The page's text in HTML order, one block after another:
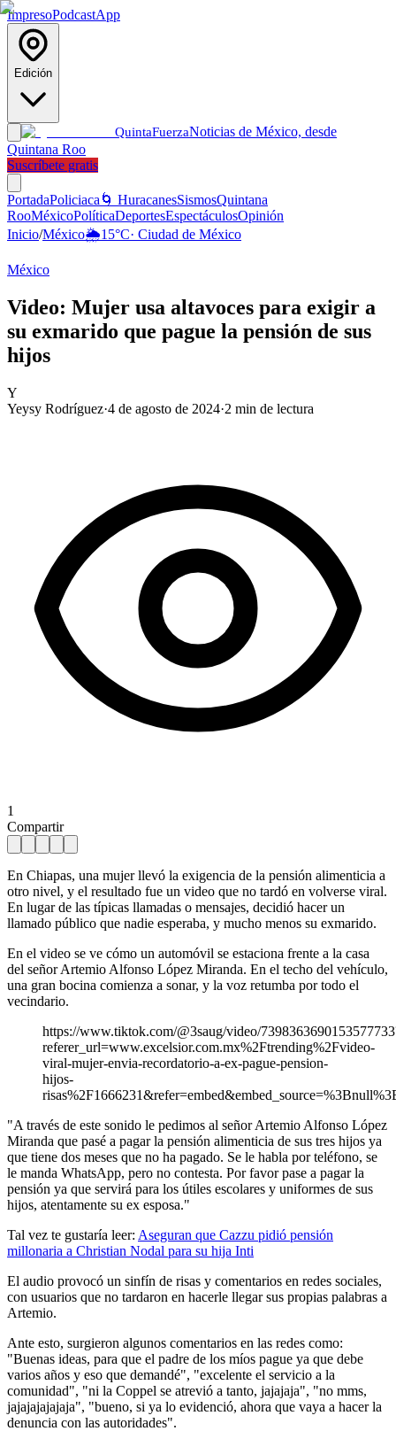
ImpresoPodcastApp
Edición
QuintaFuerzaNoticias de México, desde
Quintana Roo
Suscríbete gratis
PortadaPoliciaca 🌀 HuracanesSismosQuintana
RooMéxicoPolíticaDeportesEspectáculosOpinión
Inicio/México🌦️15°C· Ciudad de México
México
Video: Mujer usa altavoces para exigir a
su exmarido que pague la pensión de sus
hijos
Y
Yeysy Rodríguez·4 de agosto de 2024·2 min de lectura
1
Compartir
En Chiapas, una mujer llevó la exigencia de la pensión alimenticia a
otro nivel, y el resultado fue un video que no tardó en volverse viral.
En lugar de las típicas llamadas o mensajes, decidió hacer un
llamado público que nadie esperaba, y mucho menos su exmarido.
En el video se ve cómo un automóvil se estaciona frente a la casa
del señor Artemio Alfonso López Miranda. En el techo del vehículo,
una gran bocina comienza a sonar, y la voz retumba por todo el
vecindario.
https://www.tiktok.com/@3saug/video/
referer_url=www.excelsior.com.mx%2Ftrending%2Fvideo-
viral-mujer-envia-recordatorio-a-ex-pague-pension-
hijos-
"A través de este sonido le pedimos al señor Artemio Alfonso López
Miranda que pasé a pagar la pensión alimenticia de sus tres hijos ya
que tiene dos meses que no ha pagado. Se le habla por teléfono, se
le manda WhatsApp, pero no contesta. Por favor pase a pagar la
pensión ya que servirá para los útiles escolares y uniformes de sus
hijos, atentamente su ex esposa."
Tal vez te gustaría leer: Aseguran que Cazzu pidió pensión
millonaria a Christian Nodal para su hija Inti
El audio provocó un sinfín de risas y comentarios en redes sociales,
con usuarios que no tardaron en hacerle llegar sus propias palabras a
Artemio.
Ante esto, surgieron algunos comentarios en las redes como:
"Buenas ideas, para que el padre de los míos pague ya que debe
varios años y eso que demandé", "excelente el servicio a la
comunidad", "ni la Coppel se atrevió a tanto, jajajaja", "no mms,
jajajajajajaja", "bueno, si ya lo evidenció, ahora que vaya a hacer la
denuncia con las autoridades".